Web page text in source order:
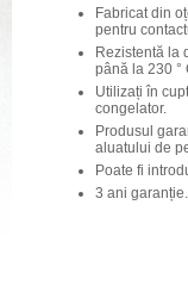
Fabricat din
pentru
Rezistentă la
până la 230 °
Utilizați în
congelator.
Produsul
aluatului de
Poate fi
3 ani garanție.